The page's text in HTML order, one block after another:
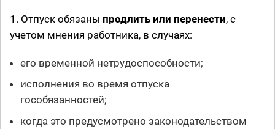
1. Отпуск обязаны продлить или перенести, с
учетом мнения работника, в случаях:
его временной нетрудоспособности;
исполнения во время отпуска
гособязанностей;
когда это предусмотрено законодательством